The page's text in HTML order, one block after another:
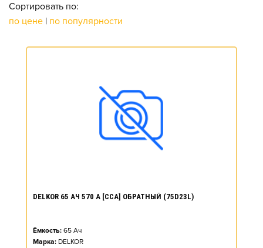
Сортировать по:
по цене | по популярности
DELKOR 65 АЧ 570 А [CCA] ОБРАТНЫЙ (75D23L)
Ёмкость: 65 Ач
Марка: DELKOR